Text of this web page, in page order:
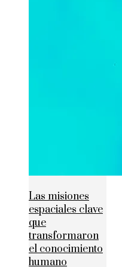
Las misiones
espaciales clave
que
transformaron
el conocimiento
humano